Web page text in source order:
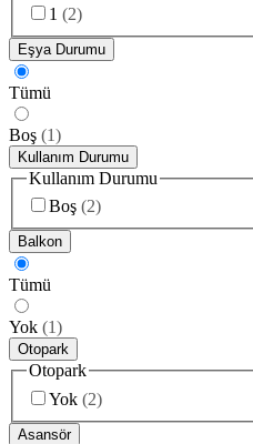
1 (2)
Eşya Durumu
Tümü
Boş (1)
Kullanım Durumu
Kullanım Durumu
Boş (2)
Balkon
Tümü
Yok (1)
Otopark
Otopark
Yok (2)
Asansör